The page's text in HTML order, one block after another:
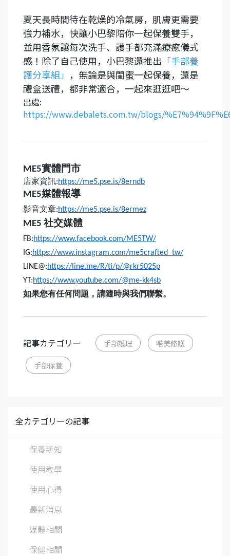
夏天長時間待在乾燥的冷氣房，肌膚更需要
強力補水，快讓小巴黎陪你一起保養雙手，
並用香氛讓每次洗手、護手都充滿療癒儀式
感！除了自己使用，小巴黎還推出 「手部養
護分享組」 ，無論是與閨蜜一起保養，還是
禮盒送禮，都非常適合，一起來逛逛吧～
出處:
https://www.debalets.com.tw/blogs/
ME5實體門市
店家資訊:https://me5.pse.is/8erndb
ME5媒體報導
影音文章:https://me5.pse.is/8ermez
ME5 社交媒體
FB:https://www.facebook.com/ME5TW/
IG:https://www.instagram.com/me5crafted_tw/
LINE@:https://line.me/R/ti/p/@rkr5025p
YT:https://www.youtube.com/@me-kk4sb
如果您有任何問題，請隨時與我們聯繫。
記事カテゴリー 手部護理 唯美修護
手部保養
全カテゴリーの記事
保養新知
使用教學
使用心得
最新消息
媒體相關
保健相關